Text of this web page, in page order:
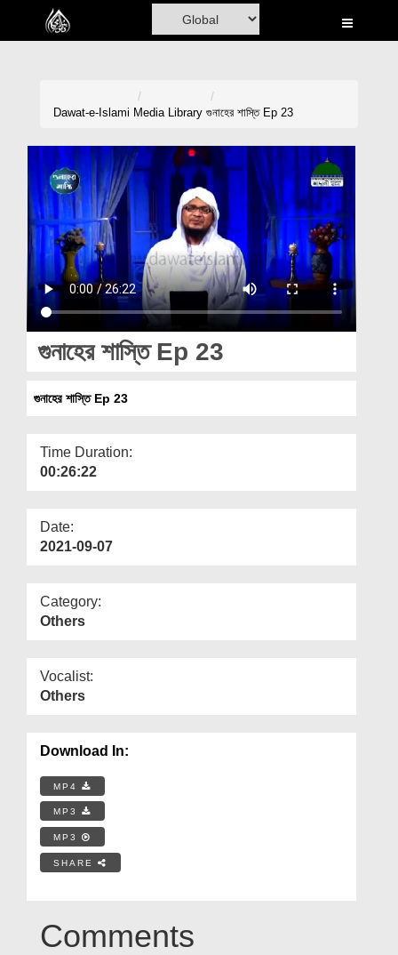
Home
Madani Channel
Volunteer Portal
Rohani Ilaj
Donation
Magazine
Departments
More
Dawat-e-Islami Media Library গুনাহের শাস্তি Ep 23
গুনাহের শাস্তি Ep 23
গুনাহের শাস্তি Ep 23
Time Duration:
00:26:22
Date:
2021-09-07
Category:
Others
Vocalist:
Others
Download In:
MP4
MP3
MP3
SHARE
Comments